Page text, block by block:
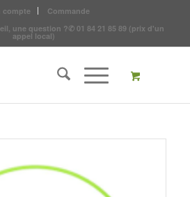
compte
Commande
une question ?✆ 01 84 21 85 89 (prix d'un
appel local)